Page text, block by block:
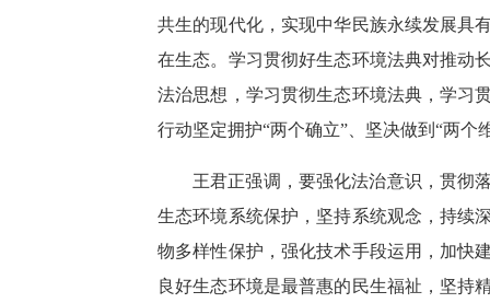
共生的现代化，实现中华民族永续发展具
在生态。学习贯彻好生态环境法典对推动
法治思想，学习贯彻生态环境法典，学习
行动坚定拥护“两个确立”、坚决做到“两个
王君正强调，要强化法治意识，贯彻
生态环境系统保护，坚持系统观念，持续
物多样性保护，强化技术手段运用，加快
良好生态环境是最普惠的民生福祉，坚持